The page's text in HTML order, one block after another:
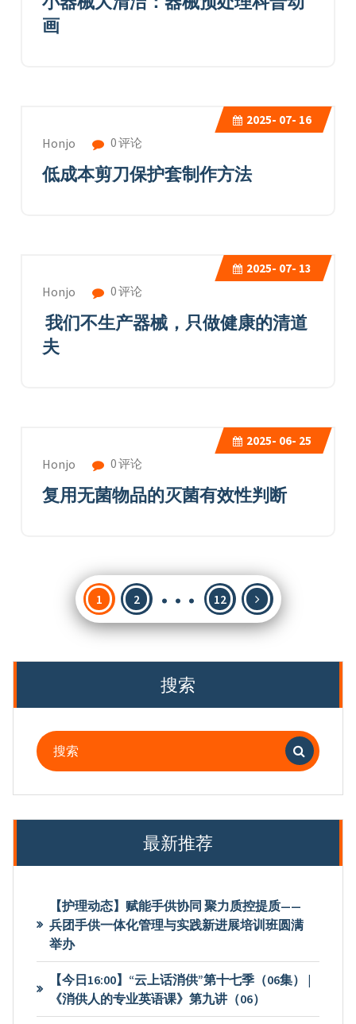
画
2025- 07- 16
Honjo 0 评论
低成本剪刀保护套制作方法
2025- 07- 13
Honjo 0 评论
我们不生产器械，只做健康的清道
夫
2025- 06- 25
Honjo 0 评论
复用无菌物品的灭菌有效性判断
文
章
1 2 … 12
搜索
搜
索：
最新推荐
【护理动态】赋能手供协同 聚力质控提质——
兵团手供一体化管理与实践新进展培训班圆满
举办
【今日16:00】“云上话消供”第十七季（06集） |
《消供人的专业英语课》第九讲（06）